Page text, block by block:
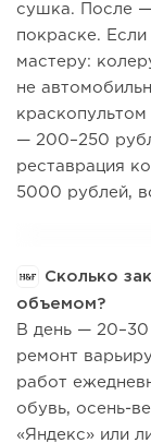
сушка. После —
покраске.
мастеру:
не
— 200–250
реставрация
5000 рублей,
Сколько
объемом?
В день — 20–30
ремонт
работ
обувь, осень-
«Яндекс» или